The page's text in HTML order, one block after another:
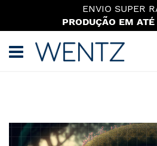
ENVIO SUPER
PRODUÇÃO EM
para
o
final
da